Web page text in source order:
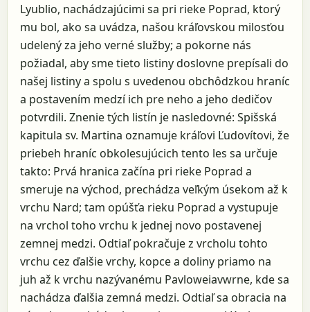
Lyublio, nachádzajúcimi sa pri rieke Poprad, ktorý
mu bol, ako sa uvádza, našou kráľovskou milosťou
udelený za jeho verné služby; a pokorne nás
požiadal, aby sme tieto listiny doslovne prepísali do
našej listiny a spolu s uvedenou obchôdzkou hraníc
a postavením medzí ich pre neho a jeho dedičov
potvrdili. Znenie tých listín je nasledovné: Spišská
kapitula sv. Martina oznamuje kráľovi Ľudovítovi, že
priebeh hraníc obkolesujúcich tento les sa určuje
takto: Prvá hranica začína pri rieke Poprad a
smeruje na východ, prechádza veľkým úsekom až k
vrchu Nard; tam opúšťa rieku Poprad a vystupuje
na vrchol toho vrchu k jednej novo postavenej
zemnej medzi. Odtiaľ pokračuje z vrcholu tohto
vrchu cez ďalšie vrchy, kopce a doliny priamo na
juh až k vrchu nazývanému Pavloweiavwrne, kde sa
nachádza ďalšia zemná medzi. Odtiaľ sa obracia na